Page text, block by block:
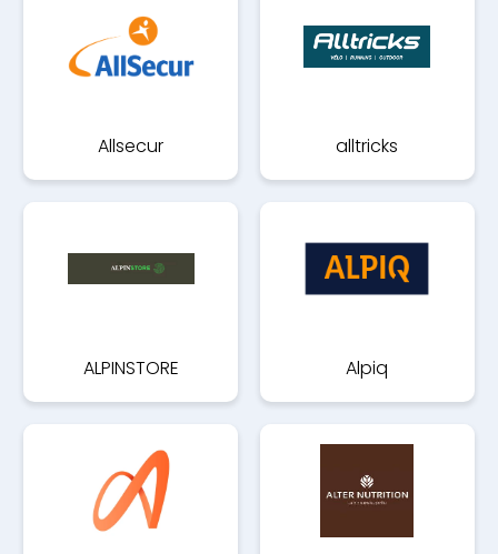
Allsecur alltricks
ALPINSTORE Alpiq